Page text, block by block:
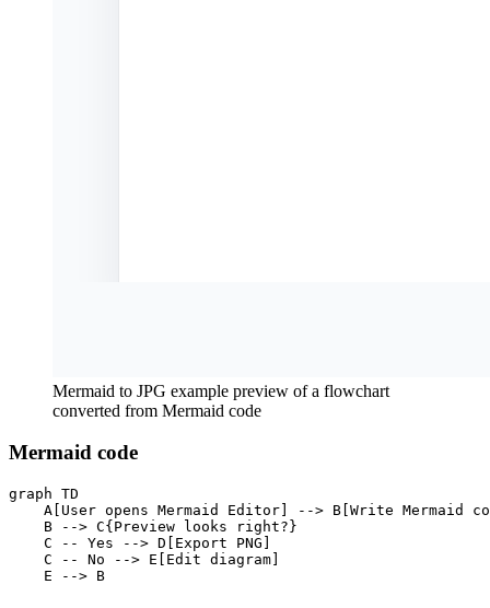
Mermaid to JPG example preview of a flowchart
converted from Mermaid code
Mermaid code
graph TD
A[User opens Mermaid Editor] --> B[Write Mermaid
    B --> C{Preview looks right?}
    C -- Yes --> D[Export PNG]
    C -- No --> E[Edit diagram]
    E --> B